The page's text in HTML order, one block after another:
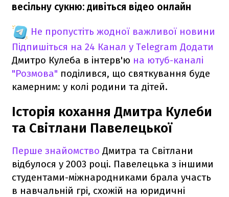
весільну сукню: дивіться відео онлайн
Не пропустіть жодної важливої новини
Підпишіться на 24 Канал у Telegram Додати
Дмитро Кулеба в інтерв'ю на ютуб-каналі
"Розмова" поділився, що святкування буде
камерним: у колі родини та дітей.
Історія кохання Дмитра Кулеби
та Світлани Павелецької
Перше знайомство Дмитра та Світлани
відбулося у 2003 році. Павелецька з іншими
студентами-міжнародниками брала участь
в навчальній грі, схожій на юридичні